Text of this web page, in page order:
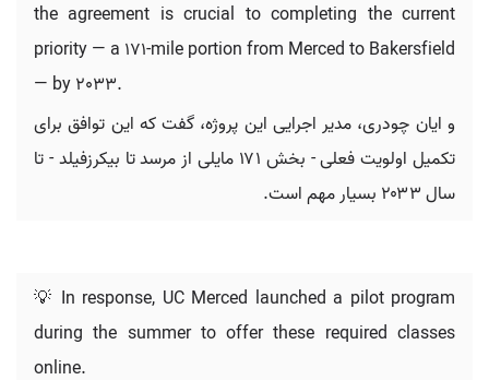
the agreement is crucial to completing the current
priority — a 171-mile portion from Merced to Bakersfield
— by 2033.
و ایان چودری، مدیر اجرایی این پروژه، گفت که این توافق برای
تکمیل اولویت فعلی - بخش ۱۷۱ مایلی از مرسد تا بیکرزفیلد - تا
سال ۲۰۳۳ بسیار مهم است.
💡 In response, UC Merced launched a pilot program
during the summer to offer these required classes
online.